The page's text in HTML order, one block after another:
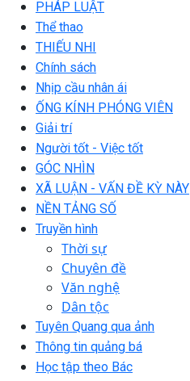
PHÁP LUẬT
Thể thao
THIẾU NHI
Chính sách
Nhịp cầu nhân ái
ỐNG KÍNH PHÓNG VIÊN
Giải trí
Người tốt - Việc tốt
GÓC NHÌN
XÃ LUẬN - VẤN ĐỀ KỲ NÀY
NỀN TẢNG SỐ
Truyền hình
Thời sự
Chuyên đề
Văn nghệ
Dân tộc
Tuyên Quang qua ảnh
Thông tin quảng bá
Học tập theo Bác